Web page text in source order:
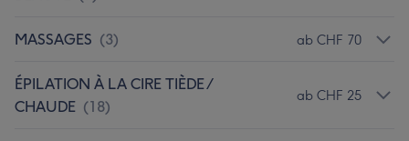
MASSAGES (3) ab CHF 70
ÉPILATION À LA CIRE TIÈDE /
CHAUDE (18)
ab CHF 25